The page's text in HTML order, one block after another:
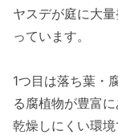
ヤスデが庭に大
っています。
1つ目は落ち葉・
る腐植物が豊富
乾燥しにくい環